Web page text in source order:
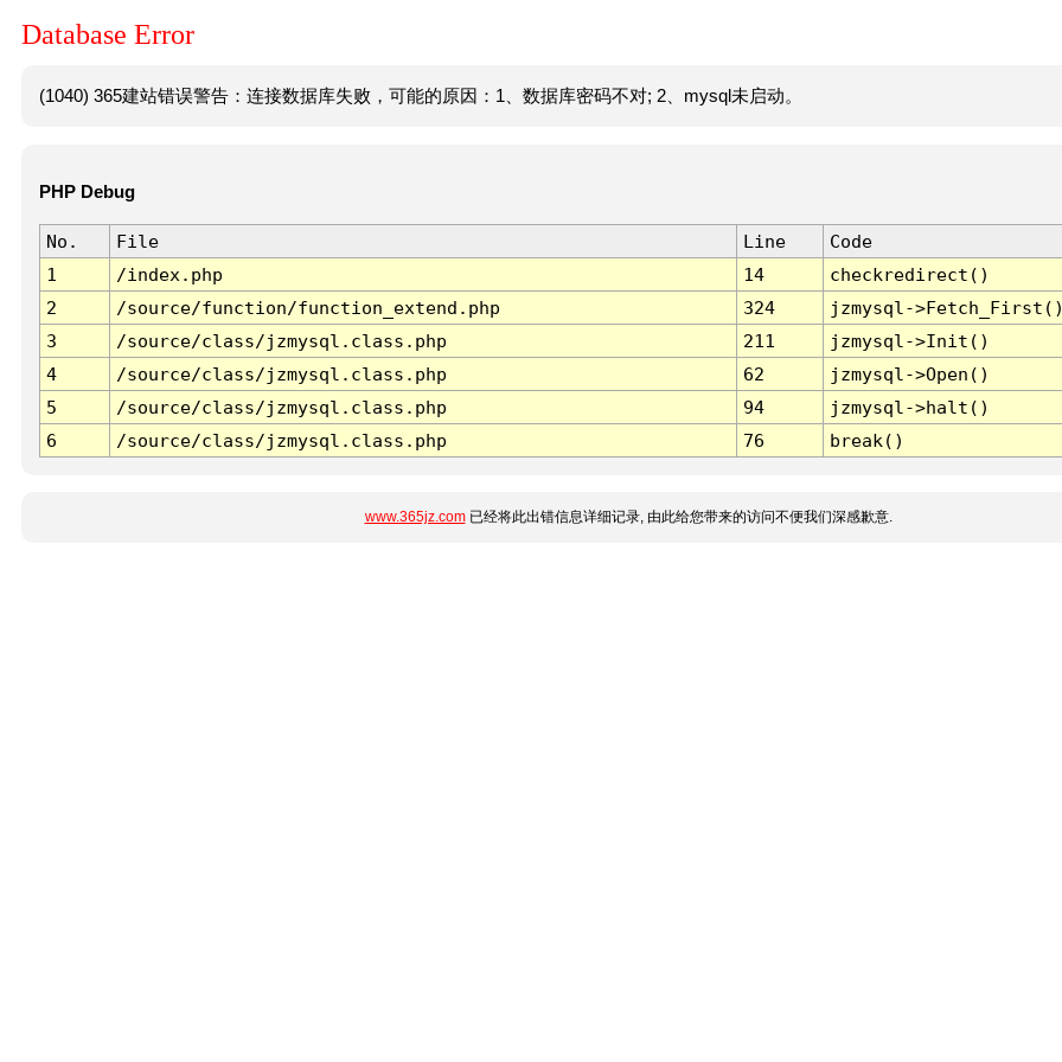
Database Error
(1040) 365建站错误警告：连接数据库失败，可能的原因：1、数据库密码不对; 2、mysql未启动。
PHP Debug
No. File Line
Code
1
/index.php 14
checkredirect()
2
/source/function/function_extend.php 324
jzmysql-
3
/source/class/jzmysql.class.php 211
jzmysql->Init()
4
/source/class/jzmysql.class.php 62
jzmysql->Open()
5
/source/class/jzmysql.class.php 94
jzmysql->halt()
6
/source/class/jzmysql.class.php 76 break()
www.365jz.com已经将此出错信息详细记录, 由此给您带来的访问不便我们深感歉意.